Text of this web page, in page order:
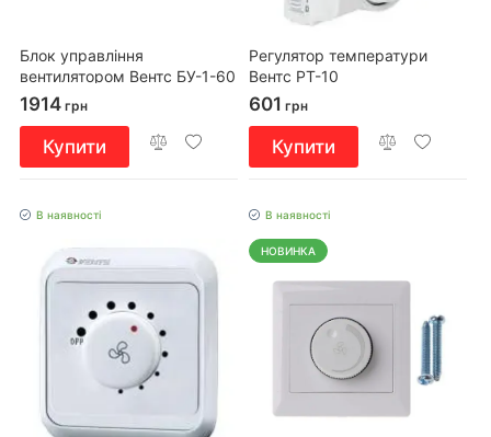
Блок управління
вентилятором Вентс БУ-1-60
1914 грн
Купити
Регулятор температури
Вентс РТ-10
601 грн
Купити
В наявності В наявності
НОВИНКА